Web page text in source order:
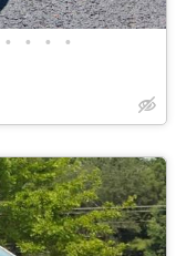
• • • •